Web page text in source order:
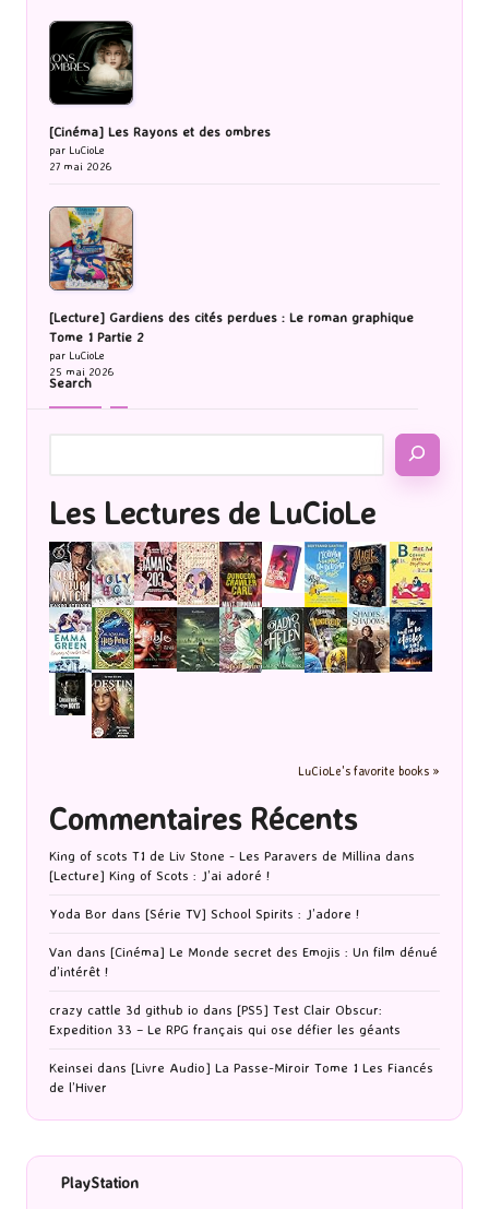
[Cinéma] Les Rayons et des ombres
par LuCioLe
27 mai 2026
[Lecture] Gardiens des cités perdues : Le roman graphique
Tome 1 Partie 2
par LuCioLe
25 mai 2026
Search
Les Lectures de LuCioLe
LuCioLe's favorite books »
Commentaires Récents
King of scots T1 de Liv Stone - Les Paravers de Millina dans
[Lecture] King of Scots : J’ai adoré !
Yoda Bor dans [Série TV] School Spirits : J’adore !
Van dans [Cinéma] Le Monde secret des Emojis : Un film dénué
d’intérêt !
crazy cattle 3d github io dans [PS5] Test Clair Obscur:
Expedition 33 – Le RPG français qui ose défier les géants
Keinsei dans [Livre Audio] La Passe-Miroir Tome 1 Les Fiancés
de l’Hiver
PlayStation